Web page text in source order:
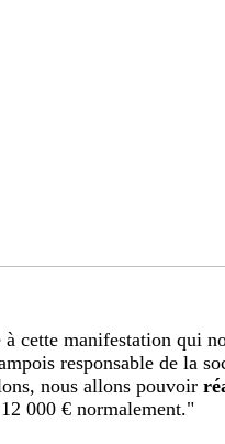
à cette manifestation qui
responsable de la
nous allons pouvoir
000 € normalement."